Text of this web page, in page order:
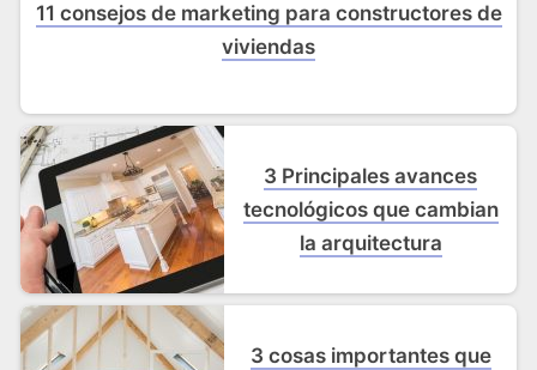
11 consejos de marketing para constructores de
viviendas
3 Principales avances
tecnológicos que cambian
la arquitectura
3 cosas importantes que